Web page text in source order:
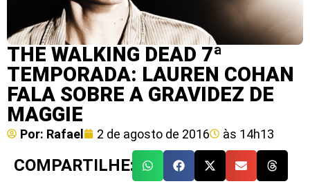
THE WALKING DEAD 7ª
TEMPORADA: LAUREN COHAN
FALA SOBRE A GRAVIDEZ DE
MAGGIE
Por: Rafael 2 de agosto de 2016 às 14h13
COMPARTILHE: